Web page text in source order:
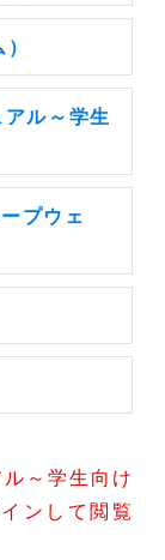
アル～学生
プウェ
～学生向け
ンして閲覧